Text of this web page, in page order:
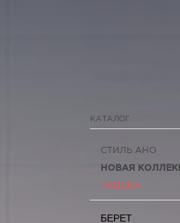
КАТАЛОГ
СТИЛЬ АНО
НОВАЯ
СКИДКА
БЕРЕТ